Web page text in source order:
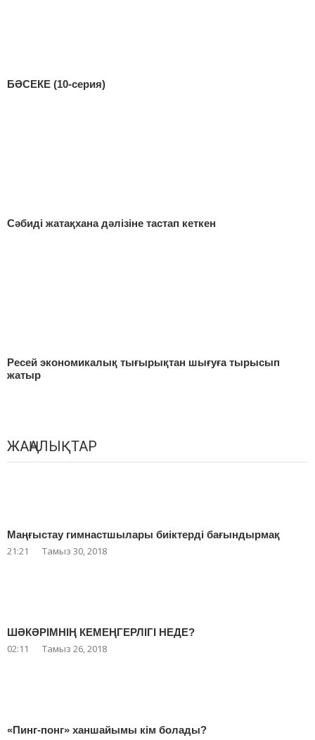
БӘСЕКЕ (10-серия)
Сәбиді жатақхана дәлізіне тастап кеткен
Ресей экономикалық тығырықтан шығуға тырысып
жатыр
ЖАҢАЛЫҚТАР
Маңғыстау гимнастшылары биіктерді бағындырмақ
21:21 Тамыз 30, 2018
ШӘКӘРІМНІҢ КЕМЕҢГЕРЛІГІ НЕДЕ?
02:11 Тамыз 26, 2018
«Пинг-понг» ханшайымы кім болады?